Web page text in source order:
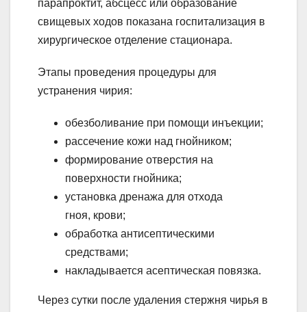
парапроктит, абсцесс или образование
свищевых ходов показана госпитализация в
хирургическое отделение стационара.
Этапы проведения процедуры для
устранения чирия:
обезболивание при помощи инъекции;
рассечение кожи над гнойником;
формирование отверстия на
поверхности гнойника;
установка дренажа для отхода
гноя, крови;
обработка антисептическими
средствами;
накладывается асептическая повязка.
Через сутки после удаления стержня чирья в